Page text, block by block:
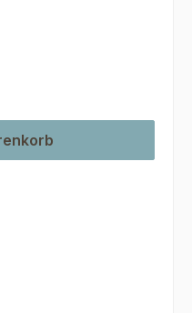
ist zurzeit nicht verfügbar.)
benutze die Schaltflächen